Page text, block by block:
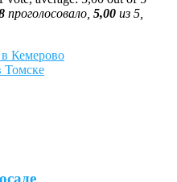
проголосовало, 5,00 из 5,
Кемерово
Томске